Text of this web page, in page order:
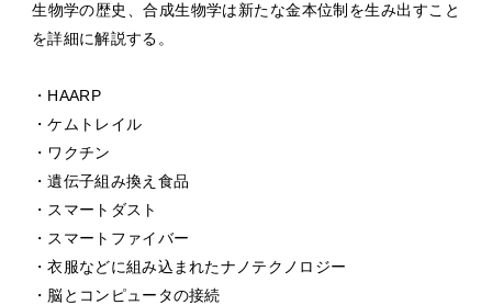
生物学の歴史、合成生物学は新たな金本位制を生み出すこと
を詳細に解説する。
・HAARP
・ケムトレイル
・ワクチン
・遺伝子組み換え食品
・スマートダスト
・スマートファイバー
・衣服などに組み込まれたナノテクノロジー
・脳とコンピュータの接続